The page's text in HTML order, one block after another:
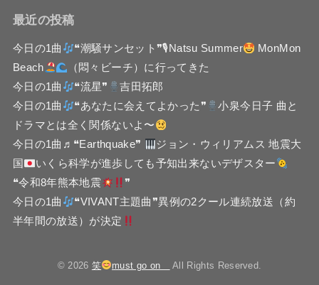
最近の投稿
今日の1曲 ❝潮騒サンセット❞🎙Natsu Summer
MonMon
Beach
（悶々ビーチ）に行ってきた
今日の1曲
❝流星❞
吉田拓郎
今日の1曲
❝あなたに会えてよかった❞
小泉今日子 曲と
ドラマとは全く関係ないよ〜
今日の1曲♬❝Earthquake❞
ジョン・ウィリアムス 地震大
国
いくら科学が進歩しても予知出来ないデザスター
❝令和8年熊本地震
❞
今日の1曲
❝VIVANT主題曲❞異例の2クール連続放送（約
半年間の放送）が決定
© 2026 笑 must go on All Rights Reserved.